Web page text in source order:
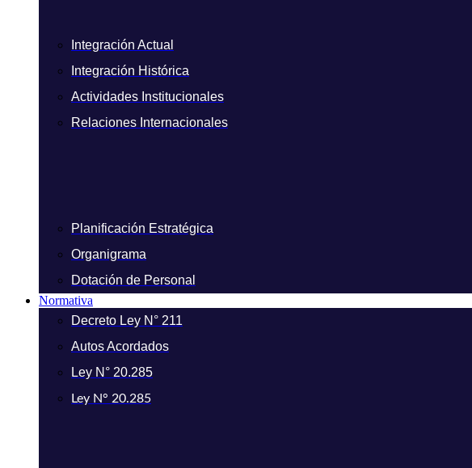
Integración Actual
Integración Histórica
Actividades Institucionales
Relaciones Internacionales
Planificación Estratégica
Organigrama
Dotación de Personal
Normativa
Decreto Ley N° 211
Autos Acordados
Ley N° 20.285
Ley N° 20.285